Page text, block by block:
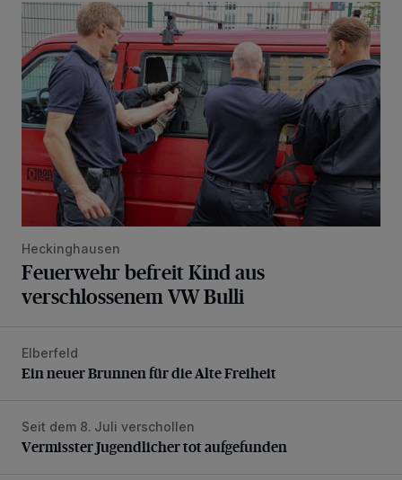
Feuerwehr befreit Kind aus verschlossenem VW Bulli
Heckinghausen
Feuerwehr befreit Kind aus
verschlossenem VW Bulli
Ein neuer Brunnen für die Alte Freiheit
Elberfeld
Ein neuer Brunnen für die Alte Freiheit
Vermisster Jugendlicher tot aufgefunden
Seit dem 8. Juli verschollen
Vermisster Jugendlicher tot aufgefunden